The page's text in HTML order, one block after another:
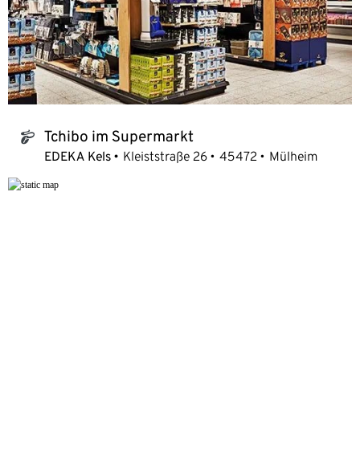
tchibo_logo Tchibo im Supermarkt
EDEKA Kels Kleiststraße 26 45472 Mülheim